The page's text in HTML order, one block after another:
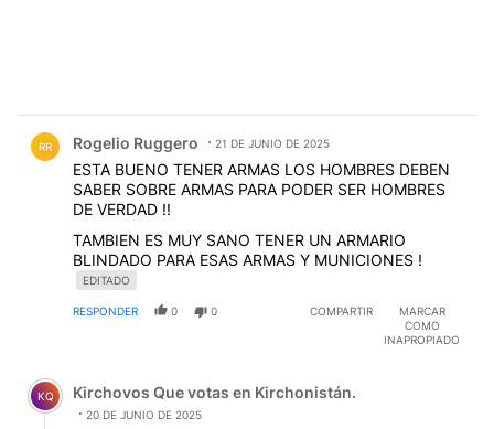
RR Rogelio Ruggero 21 DE JUNIO DE 2025
ESTA BUENO TENER ARMAS LOS HOMBRES DEBEN
SABER SOBRE ARMAS PARA PODER SER HOMBRES
DE VERDAD !!
TAMBIEN ES MUY SANO TENER UN ARMARIO
BLINDADO PARA ESAS ARMAS Y MUNICIONES !
EDITADO
RESPONDER 0 0 COMPARTIR
MARCAR
COMO
INAPROPIADO
Comentario de Kirchovos Que votas en Kirchonistán..
KQ Kirchovos Que votas en Kirchonistán.
20 DE JUNIO DE 2025